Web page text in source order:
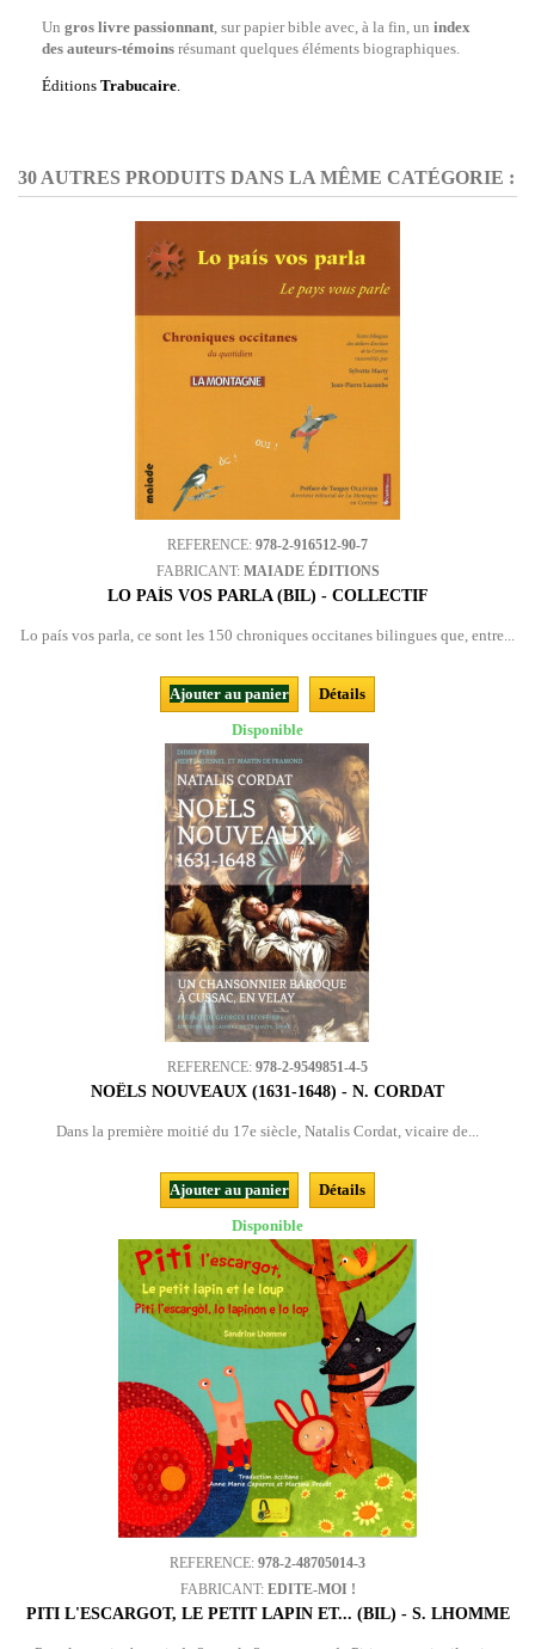
Un gros livre passionnant, sur papier bible avec, à la fin, un index
des auteurs-témoins résumant quelques éléments biographiques.
Éditions Trabucaire.
30 AUTRES PRODUITS DANS LA MÊME CATÉGORIE :
REFERENCE: 978-2-916512-90-7
FABRICANT: MAIADE ÉDITIONS
LO PAÍS VOS PARLA (BIL) - COLLECTIF
Lo país vos parla, ce sont les 150 chroniques occitanes bilingues que, entre...
Ajouter au panier
Détails
Disponible
REFERENCE: 978-2-9549851-4-5
NOËLS NOUVEAUX (1631-1648) - N. CORDAT
Dans la première moitié du 17e siècle, Natalis Cordat, vicaire de...
Ajouter au panier
Détails
Disponible
REFERENCE: 978-2-48705014-3
FABRICANT: EDITE-MOI !
PITI L'ESCARGOT, LE PETIT LAPIN ET... (BIL) - S. LHOMME